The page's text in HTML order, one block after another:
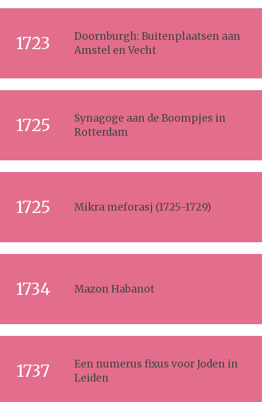
1723
Doornburgh: Buitenplaatsen aan
Amstel en Vecht
1725
Synagoge aan de Boompjes in
Rotterdam
1725 Mikra meforasj (1725-1729)
1734 Mazon Habanot
1737
Een numerus fixus voor Joden in
Leiden